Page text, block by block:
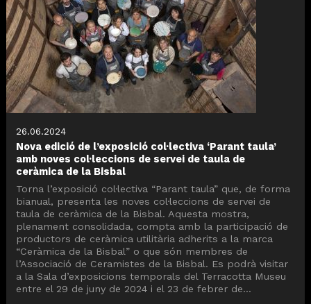
26.06.2024
Nova edició de l’exposició col·lectiva ‘Parant taula’
amb noves col·leccions de servei de taula de
ceràmica de la Bisbal
Torna l’exposició col·lectiva “Parant taula” que, de forma
bianual, presenta les noves col·leccions de servei de
taula de ceràmica de la Bisbal. Aquesta mostra,
plenament consolidada, compta amb la participació de
productors de ceràmica utilitària adherits a la marca
“Ceràmica de la Bisbal” o que són membres de
l’Associació de Ceramistes de la Bisbal. Es podrà visitar
a la Sala d’exposicions temporals del Terracotta Museu
entre el 29 de juny de 2024 i el 23 de febrer de...